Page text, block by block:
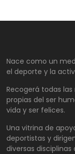
Nace como un
el deporte y la
Recogerá todas
propias del ser
vida y ser felices.
Una vitrina de
deportistas y
diversas disciplinas